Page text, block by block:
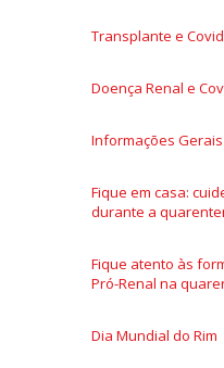
Transplante e
Doença Renal e
Informações
Fique em casa:
durante a
Fique atento às
Pró-Renal na
Dia Mundial do Rim